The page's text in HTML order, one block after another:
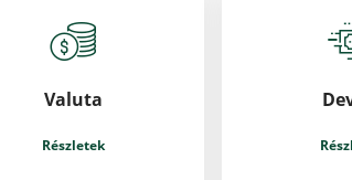
Valuta
Részletek